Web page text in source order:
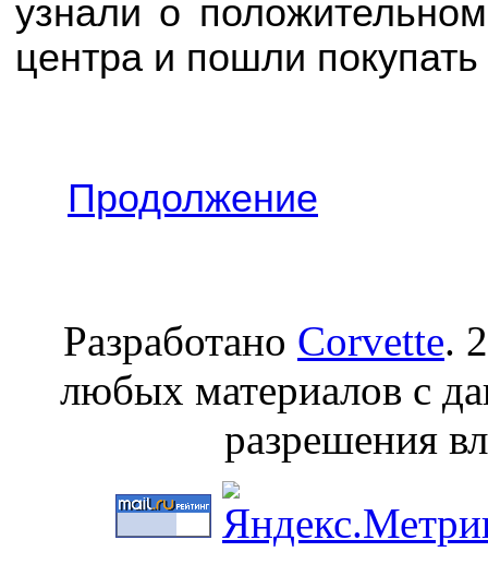
узнали о
центра и пошли
Продолжение
Разработано Corvette.
любых материалов с
разрешения